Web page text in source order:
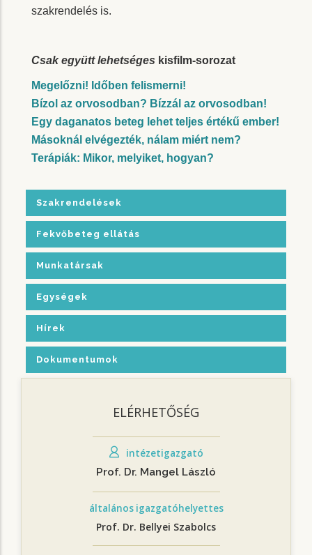
szakrendelés is.
Csak együtt lehetséges kisfilm-sorozat
Megelőzni! Időben felismerni!
Bízol az orvosodban? Bízzál az orvosodban!
Egy daganatos beteg lehet teljes értékű ember!
Másoknál elvégezték, nálam miért nem?
Terápiák: Mikor, melyiket, hogyan?
Szakrendelések
Fekvőbeteg ellátás
Munkatársak
Egységek
Hírek
Dokumentumok
ELÉRHETŐSÉG
intézetigazgató
Prof. Dr. Mangel László
általános igazgatóhelyettes
Prof. Dr. Bellyei Szabolcs